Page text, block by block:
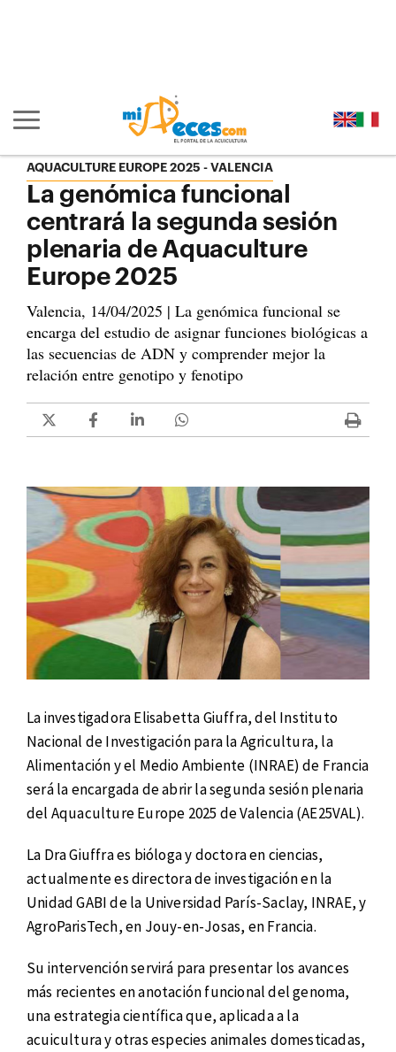
Mostrar/ocultar navegación principal
AQUACULTURE EUROPE 2025 - VALENCIA
La genómica funcional
centrará la segunda sesión
plenaria de Aquaculture
Europe 2025
Valencia, 14/04/2025 | La genómica funcional se
encarga del estudio de asignar funciones biológicas a
las secuencias de ADN y comprender mejor la
relación entre genotipo y fenotipo
La investigadora Elisabetta Giuffra, del Instituto
Nacional de Investigación para la Agricultura, la
Alimentación y el Medio Ambiente (INRAE) de Francia
será la encargada de abrir la segunda sesión plenaria
del Aquaculture Europe 2025 de Valencia (AE25VAL).
La Dra Giuffra es bióloga y doctora en ciencias,
actualmente es directora de investigación en la
Unidad GABI de la Universidad París-Saclay, INRAE, y
AgroParisTech, en Jouy-en-Josas, en Francia.
Su intervención servirá para presentar los avances
más recientes en anotación funcional del genoma,
una estrategia científica que, aplicada a la
acuicultura y otras especies animales domesticadas,